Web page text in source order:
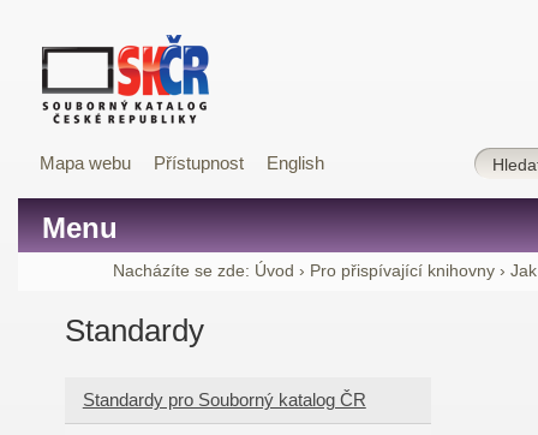
Mapa webu Přístupnost English
Menu
Nacházíte se zde: Úvod › Pro přispívající knihovny ›
Standardy
Standardy pro Souborný katalog ČR